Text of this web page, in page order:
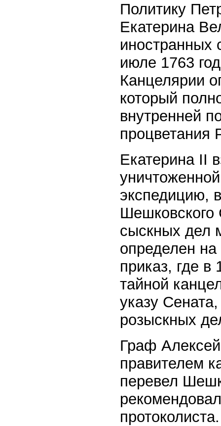
Политику
Екатерина
иностранных
июле 1763
Канцелярии
который
внутренней
процветания
Екатерина II
экспедицию,
Шешковского
сыскных дел
определен на
приказ, где в
тайной
указу
розыскных
Граф
правителем
перевел
протоколиста.